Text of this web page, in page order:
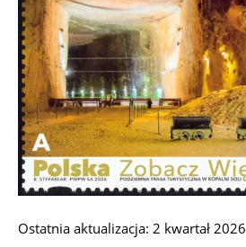
Ostatnia aktualizacja: 2 kwartał 2026